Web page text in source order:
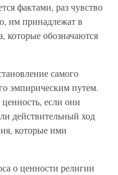
фактами, раз чувство
им принадлежат в
которые обозначаются
самого
эмпирическим путем.
если они
действительный ход
которые ими
о ценности религии